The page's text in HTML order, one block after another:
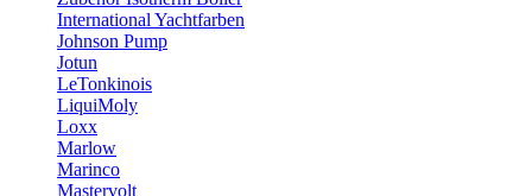
International Yachtfarben
Johnson Pump
Jotun
LeTonkinois
LiquiMoly
Loxx
Marlow
Marinco
Mastervolt